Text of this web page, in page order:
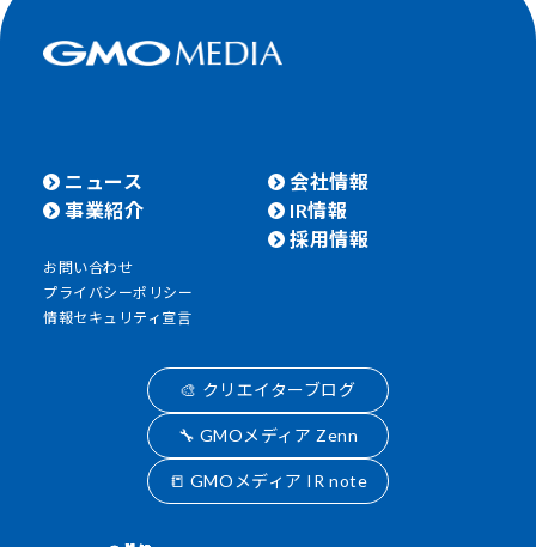
ニュース
事業紹介
会社情報
IR情報
採用情報
お問い合わせ
プライバシーポリシー
情報セキュリティ宣言
🎨 クリエイターブログ
🔧 GMOメディア Zenn
📒 GMOメディア IR note